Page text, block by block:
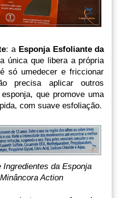
: a Esponja Esfoliante da
única que libera a própria
só umedecer e friccionar
precisa aplicar outros
que promove uma
com suave esfoliação.
Ingredientes da Esponja
Action